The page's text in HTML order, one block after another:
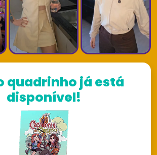
quadrinho já está
disponível!